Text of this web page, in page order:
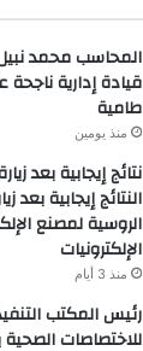
المحاسب محمد
قيادة إدارية
طامية
منذ يومين
نتائج إيجابية بعد
النتائج إيجابية بعد
الروسية لمصنع
الإلكترونيات
منذ 3 أيام
رئيس المكتب
للاختصاصات